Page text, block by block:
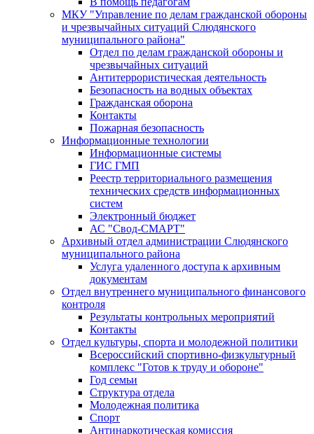
МКУ "Управление по делам гражданской обороны
и чрезвычайных ситуаций Слюдянского
муниципального района"
Отдел по делам гражданской обороны и
чрезвычайных ситуаций
Антитеррористическая деятельность
Безопасность на водных объектах
Гражданская оборона
Контакты
Пожарная безопасность
Информационные технологии
Информационные системы
ГИС ГМП
Реестр территориального размещения
технических средств информационных
систем
Электронный бюджет
АС "Свод-СМАРТ"
Архивный отдел администрации Слюдянского
муниципального района
Услуга удаленного доступа к архивным
документам
Отдел внутреннего муниципального финансового
контроля
Результаты контрольных мероприятий
Контакты
Отдел культуры, спорта и молодежной политики
Всероссийский спортивно-физкультурный
комплекс "Готов к труду и обороне"
Год семьи
Структура отдела
Молодежная политика
Спорт
Антинаркотическая комиссия